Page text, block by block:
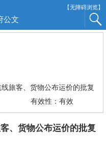
【无障碍浏览】
公文
旅客、货物公布运价的批复
有效性：有效
、货物公布运价的批复